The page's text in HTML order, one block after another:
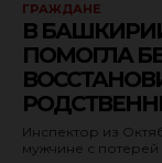
ГРАЖДАНЕ
В
ПОМОГЛА
Инспектор из
мужчине с потерей